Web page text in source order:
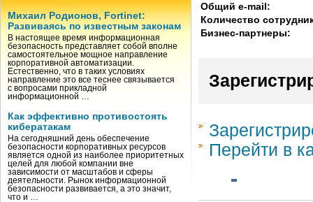
Михаил Родионов, Fortinet:
Развиваясь по известным законам
В настоящее время информационная
безопасность представляет собой вполне
самостоятельное мощное направление
корпоративной автоматизации.
Естественно, что в таких условиях
направление это все теснее связывается
с вопросами прикладной
информационной …
Как эффективно противостоять
кибератакам
На сегодняшний день обеспечение
безопасности корпоративных ресурсов
является одной из наиболее приоритетных
целей для любой компании вне
зависимости от масштабов и сферы
деятельности. Рынок информационной
безопасности развивается, а это значит,
что и …
Общий e-mail:
Количество
Бизнес-партнеры:
Перейти в